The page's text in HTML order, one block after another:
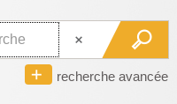
recherche avancée